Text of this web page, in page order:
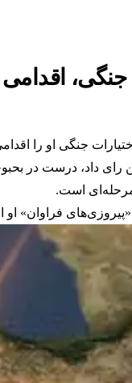
جنگی او را
داد، درست در
مرحله‌ای است.
فراوان» او